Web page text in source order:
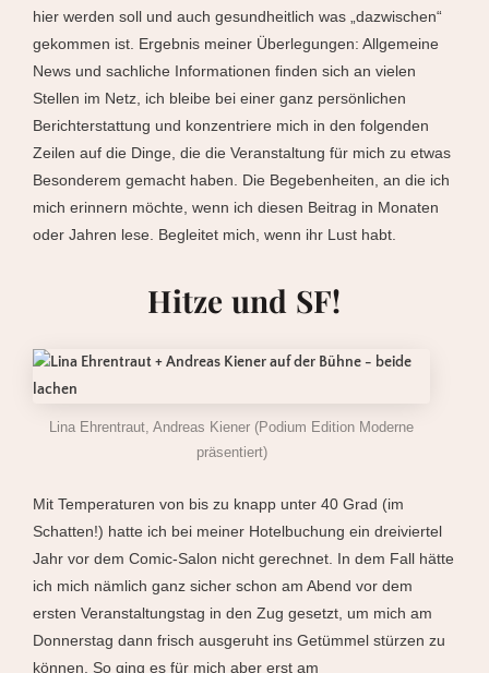
hier werden soll und auch gesundheitlich was „dazwischen“
gekommen ist. Ergebnis meiner Überlegungen: Allgemeine
News und sachliche Informationen finden sich an vielen
Stellen im Netz, ich bleibe bei einer ganz persönlichen
Berichterstattung und konzentriere mich in den folgenden
Zeilen auf die Dinge, die die Veranstaltung für mich zu etwas
Besonderem gemacht haben. Die Begebenheiten, an die ich
mich erinnern möchte, wenn ich diesen Beitrag in Monaten
oder Jahren lese. Begleitet mich, wenn ihr Lust habt.
Hitze und SF!
Lina Ehrentraut, Andreas Kiener (Podium Edition Moderne
präsentiert)
Mit Temperaturen von bis zu knapp unter 40 Grad (im
Schatten!) hatte ich bei meiner Hotelbuchung ein dreiviertel
Jahr vor dem Comic-Salon nicht gerechnet. In dem Fall hätte
ich mich nämlich ganz sicher schon am Abend vor dem
ersten Veranstaltungstag in den Zug gesetzt, um mich am
Donnerstag dann frisch ausgeruht ins Getümmel stürzen zu
können. So ging es für mich aber erst am